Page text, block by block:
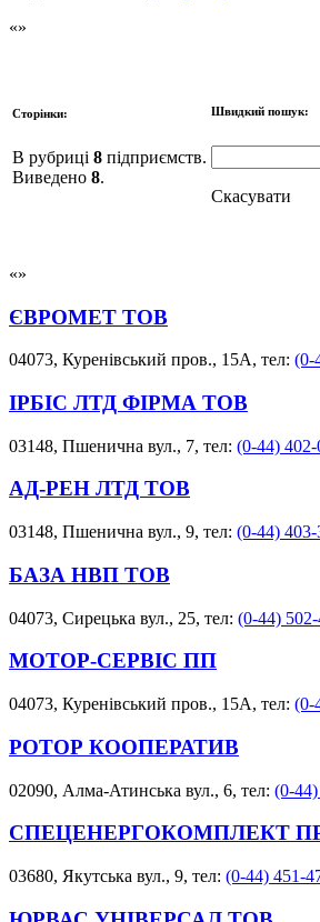
Сторінки:
В рубриці 8 підприємств.
Виведено 8.
Швидкий пошук:
Скасувати
ЄВРОМЕТ ТОВ
04073, Куренівський пров., 15А, тел: (0-
ІРБІС ЛТД ФІРМА ТОВ
03148, Пшенична вул., 7, тел: (0-44)
АД-РЕН ЛТД ТОВ
03148, Пшенична вул., 9, тел: (0-44) 403-
БАЗА НВП ТОВ
04073, Сирецька вул., 25, тел: (0-44)
МОТОР-СЕРВІС ПП
04073, Куренівський пров., 15А, тел: (0-
РОТОР КООПЕРАТИВ
02090, Алма-Атинська вул., 6, тел: (0-
СПЕЦЕНЕРГОКОМПЛЕКТ
03680, Якутська вул., 9, тел: (0-44) 451-